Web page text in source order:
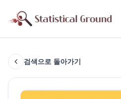
검색으로 돌아가기